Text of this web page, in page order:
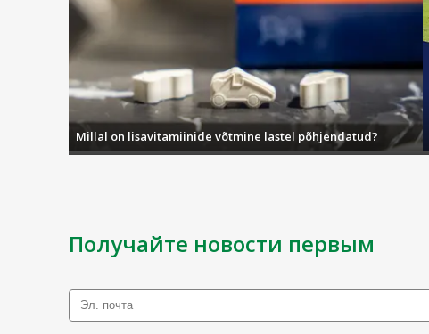
Millal on lisavitamiinide võtmine lastel põhjendatud?
Получайте новости первым